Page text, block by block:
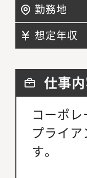
勤務地
想定年収
仕事
コーポ
プライ
す。